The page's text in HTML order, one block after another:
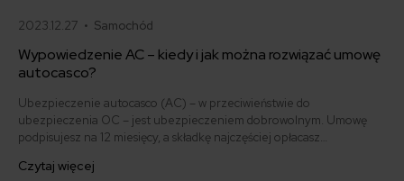
2023.12.27 • Samochód
Wypowiedzenie AC – kiedy i jak można rozwiązać umowę
autocasco?
Ubezpieczenie autocasco (AC) – w przeciwieństwie do
ubezpieczenia OC – jest ubezpieczeniem dobrowolnym. Umowę
podpisujesz na 12 miesięcy, a składkę najczęściej opłacasz
ofertę lub zdecydowałeś się sprzedać samochód w trakcie trwania
Czytaj więcej